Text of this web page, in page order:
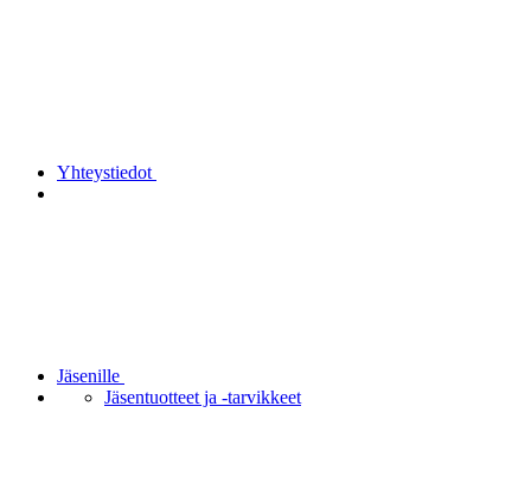
Yhteystiedot
Jäsenille
Jäsentuotteet ja -tarvikkeet